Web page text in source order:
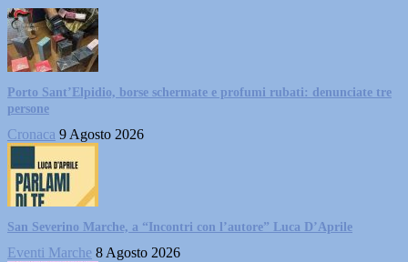
Porto Sant’Elpidio, borse schermate e profumi rubati: denunciate tre
persone
Cronaca 9 Agosto 2026
San Severino Marche, a “Incontri con l’autore” Luca D’Aprile
Eventi Marche 8 Agosto 2026